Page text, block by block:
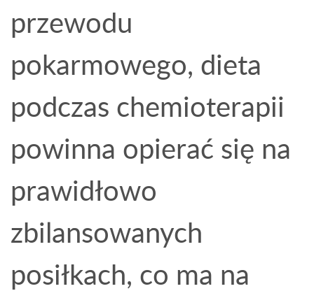
przewodu
pokarmowego, dieta
podczas chemioterapii
powinna opierać się na
prawidłowo
zbilansowanych
posiłkach, co ma na